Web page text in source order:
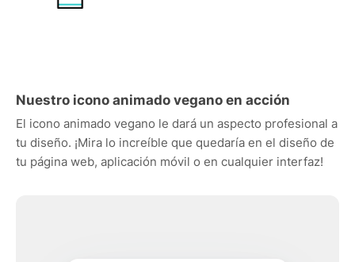
Nuestro icono animado vegano en acción
El icono animado vegano le dará un aspecto profesional a
tu diseño. ¡Mira lo increíble que quedaría en el diseño de
tu página web, aplicación móvil o en cualquier interfaz!